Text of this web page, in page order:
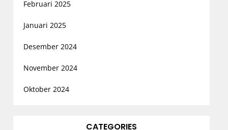
Februari 2025
Januari 2025
Desember 2024
November 2024
Oktober 2024
CATEGORIES